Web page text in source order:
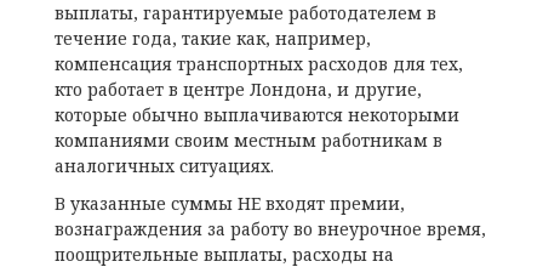
выплаты, гарантируемые работодателем в
течение года, такие как, например,
компенсация транспортных расходов для тех,
кто работает в центре Лондона, и другие,
которые обычно выплачиваются некоторыми
компаниями своим местным работникам в
аналогичных ситуациях.
В указанные суммы НЕ входят премии,
вознаграждения за работу во внеурочное время,
поощрительные выплаты, расходы на